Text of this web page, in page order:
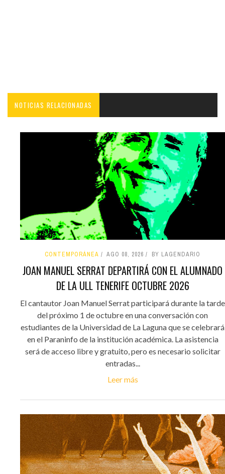
NOTICIAS RELACIONADAS
CONTEMPORÁNEA AGO 08, 2026 BY LAGENDARIO
JOAN MANUEL SERRAT DEPARTIRÁ CON EL ALUMNADO
DE LA ULL TENERIFE OCTUBRE 2026
El cantautor Joan Manuel Serrat participará durante la tarde
del próximo 1 de octubre en una conversación con
estudiantes de la Universidad de La Laguna que se celebrará
en el Paraninfo de la institución académica. La asistencia
será de acceso libre y gratuito, pero es necesario solicitar
entradas...
Leer más